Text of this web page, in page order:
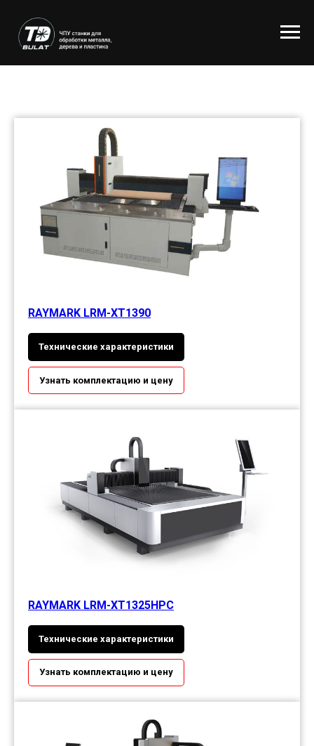
RAYMARK LRM-XT1390
Технические характеристики
Узнать комплектацию и цену
RAYMARK LRM-XT1325HPC
Технические характеристики
Узнать комплектацию и цену